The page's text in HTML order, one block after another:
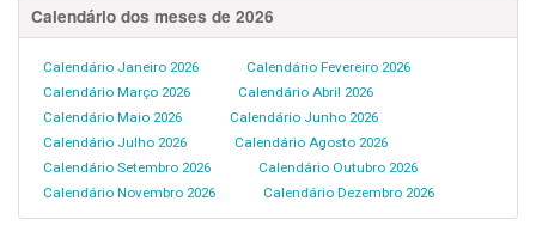
Calendário dos meses de 2026
Calendário Janeiro 2026
Calendário Fevereiro 2026
Calendário Março 2026
Calendário Abril 2026
Calendário Maio 2026
Calendário Junho 2026
Calendário Julho 2026
Calendário Agosto 2026
Calendário Setembro 2026
Calendário Outubro 2026
Calendário Novembro 2026
Calendário Dezembro 2026